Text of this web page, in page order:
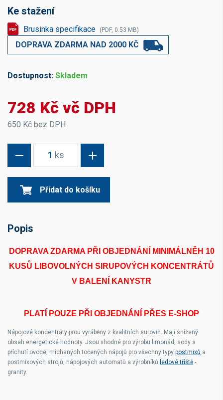
Ke stažení
Brusinka specifikace (PDF, 0.53 MB)
DOPRAVA ZDARMA NAD 2000 KČ
Dostupnost: Skladem
728 Kč vč DPH
650 Kč bez DPH
1 ks
Přidat do košíku
Popis
DOPRAVA ZDARMA PŘI OBJEDNÁNÍ MINIMÁLNĚH 10
KUSŮ LIBOVOLNÝCH SIRUPOVÝCH KONCENTRÁTŮ
V BALENÍ KANYSTR
PLATÍ POUZE PŘI OBJEDNÁNÍ PŘES E-SHOP
Nápojové koncentráty jsou vyráběny z kvalitních surovin. Mají snížený
obsah energetické hodnoty. Jsou vhodné pro výrobu limonád, sody s
příchutí ovoce, míchaných točených nápojů pro všechny typy postmixů a
postmixových strojů, nápojových automatů a výrobníků ledové tříště -
granity.